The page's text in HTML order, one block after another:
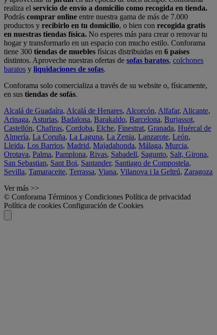
realiza el servicio de envío a domicilio como recogida en tienda.
Podrás comprar online entre nuestra gama de más de 7.000
productos y recibirlo en tu domicilio, o bien con recogida gratis
en nuestras tiendas física. No esperes más para crear o renovar tu
hogar y transformarlo en un espacio con mucho estilo. Conforama
tiene 300 tiendas de muebles físicas distribuidas en 6 países
distintos. Aproveche nuestras ofertas de sofas baratos, colchones
baratos y liquidaciones de sofas.
Conforama solo comercializa a través de su website o, físicamente,
en sus tiendas de sofás.
Alcalá de Guadaíra, Alcalá de Henares, Alcorcón, Alfafar, Alicante,
Arinaga, Asturias, Badalona, Barakaldo, Barcelona, Burjassot,
Castellón, Chafiras, Cordoba, Elche, Finestrat, Granada, Huércal de
Almería, La Coruña, La Laguna, La Zenia, Lanzarote, León,
Lleida, Los Barrios, Madrid, Majadahonda, Málaga, Murcia,
Orotava, Palma, Pamplona, Rivas, Sabadell, Sagunto, Salt, Girona,
San Sebastian, Sant Boi, Santander, Santiago de Compostela,
Sevilla, Tamaraceite, Terrassa, Viana, Vilanova i la Geltrú, Zaragoza
Ver más >>
© Conforama Términos y Condiciones Política de privacidad
Política de cookies Configuración de Cookies